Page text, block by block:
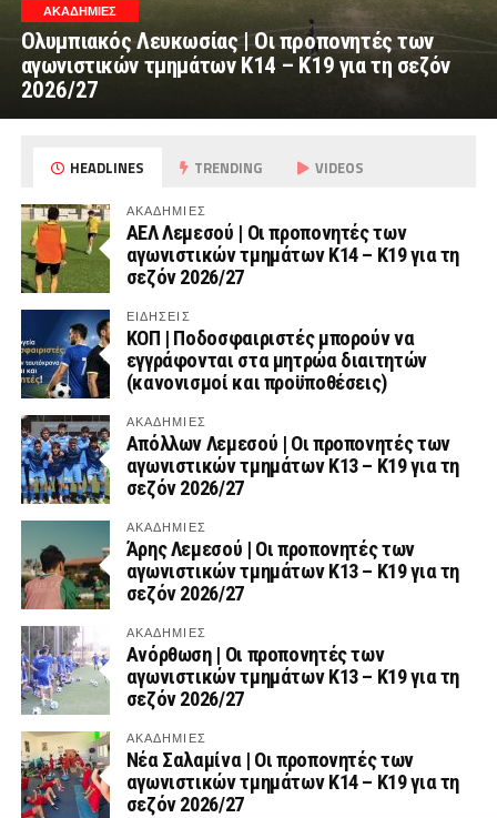
ΑΚΑΔΗΜΙΕΣ
Ολυμπιακός Λευκωσίας | Οι προπονητές των
αγωνιστικών τμημάτων Κ14 – Κ19 για τη σεζόν
2026/27
HEADLINES TRENDING VIDEOS
ΑΚΑΔΗΜΙΕΣ
ΑΕΛ Λεμεσού | Οι προπονητές των
αγωνιστικών τμημάτων Κ14 – Κ19 για τη
σεζόν 2026/27
ΕΙΔΗΣΕΙΣ
ΚΟΠ | Ποδοσφαιριστές μπορούν να
εγγράφονται στα μητρώα διαιτητών
(κανονισμοί και προϋποθέσεις)
ΑΚΑΔΗΜΙΕΣ
Απόλλων Λεμεσού | Οι προπονητές των
αγωνιστικών τμημάτων Κ13 – Κ19 για τη
σεζόν 2026/27
ΑΚΑΔΗΜΙΕΣ
Άρης Λεμεσού | Οι προπονητές των
αγωνιστικών τμημάτων Κ13 – Κ19 για τη
σεζόν 2026/27
ΑΚΑΔΗΜΙΕΣ
Ανόρθωση | Οι προπονητές των
αγωνιστικών τμημάτων Κ13 – Κ19 για τη
σεζόν 2026/27
ΑΚΑΔΗΜΙΕΣ
Νέα Σαλαμίνα | Οι προπονητές των
αγωνιστικών τμημάτων Κ14 – Κ19 για τη
σεζόν 2026/27